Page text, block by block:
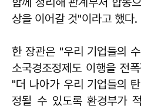
상을 이어갈 것"이라고 했다.
한 장관은 "우리 기업들의
소국경조정제도 이행을 전
"더 나아가 우리 기업들의
정될 수 있도록 환경부가